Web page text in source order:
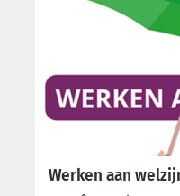
Werken aan